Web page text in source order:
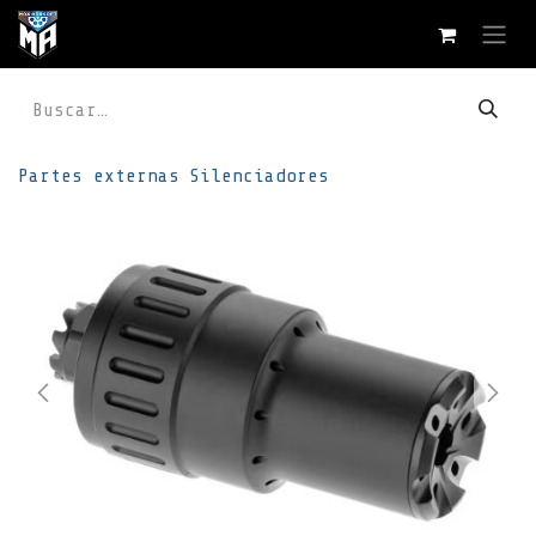
Ir al contenido
Partes externas Silenciadores